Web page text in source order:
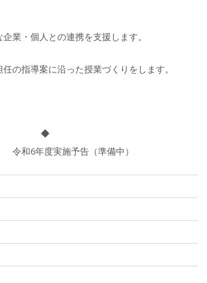
業・個人との連携を支援します。
の指導案に沿った授業づくりをします。
◆
〇令和6年度実施予告（準備中）